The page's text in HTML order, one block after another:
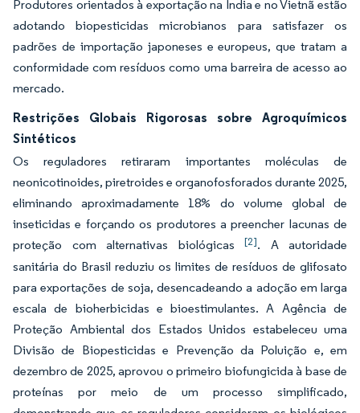
Produtores orientados à exportação na Índia e no Vietnã estão
adotando biopesticidas microbianos para satisfazer os
padrões de importação japoneses e europeus, que tratam a
conformidade com resíduos como uma barreira de acesso ao
mercado.
Restrições Globais Rigorosas sobre Agroquímicos
Sintéticos
Os reguladores retiraram importantes moléculas de
neonicotinoides, piretroides e organofosforados durante 2025,
eliminando aproximadamente 18% do volume global de
inseticidas e forçando os produtores a preencher lacunas de
proteção com alternativas biológicas [2]. A autoridade
sanitária do Brasil reduziu os limites de resíduos de glifosato
para exportações de soja, desencadeando a adoção em larga
escala de bioherbicidas e bioestimulantes. A Agência de
Proteção Ambiental dos Estados Unidos estabeleceu uma
Divisão de Biopesticidas e Prevenção da Poluição e, em
dezembro de 2025, aprovou o primeiro biofungicida à base de
proteínas por meio de um processo simplificado,